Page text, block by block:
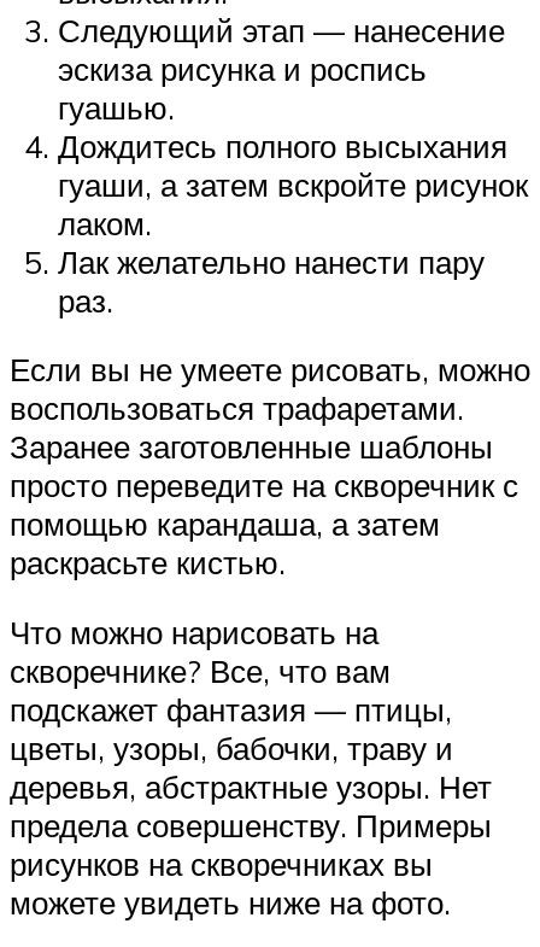
Следующий этап — нанесение
эскиза рисунка и роспись
гуашью.
Дождитесь полного высыхания
гуаши, а затем вскройте рисунок
лаком.
Лак желательно нанести пару
раз.
Если вы не умеете рисовать, можно
воспользоваться трафаретами.
Заранее заготовленные шаблоны
просто переведите на скворечник с
помощью карандаша, а затем
раскрасьте кистью.
Что можно нарисовать на
скворечнике? Все, что вам
подскажет фантазия — птицы,
цветы, узоры, бабочки, траву и
деревья, абстрактные узоры. Нет
предела совершенству. Примеры
рисунков на скворечниках вы
можете увидеть ниже на фото.